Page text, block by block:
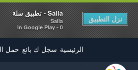
Salla - تطبيق سلة
Salla
0 - In Google Play
نزل التطبيق
الرئيسية سجل ك بائع حمل